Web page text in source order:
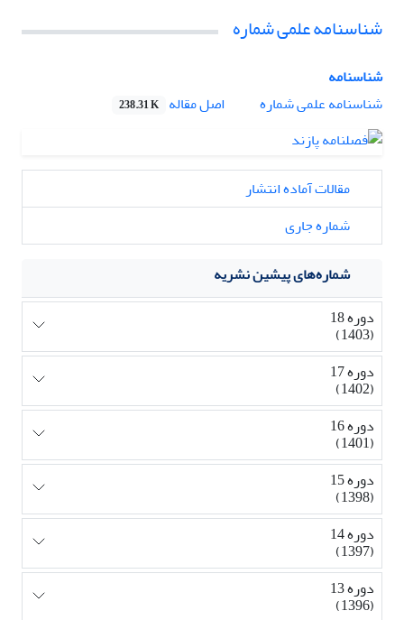
شناسنامه علمی شماره
شناسنامه
شناسنامه علمی شماره
اصل مقاله 238.31 K
مقالات آماده انتشار
شماره جاری
شماره‌های پیشین نشریه
دوره 18
(1403)
دوره 17
(1402)
دوره 16
(1401)
دوره 15
(1398)
دوره 14
(1397)
دوره 13
(1396)